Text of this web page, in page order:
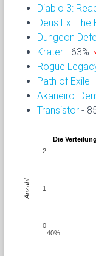
Diablo 3:
Deus Ex: The
Dungeon
Krater - 63%
Rogue
Path of Exile
Akaneiro:
Transistor -
Die
40%
0
1
2
Anzahl